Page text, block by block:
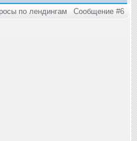
по лендингам
Сообщение #6